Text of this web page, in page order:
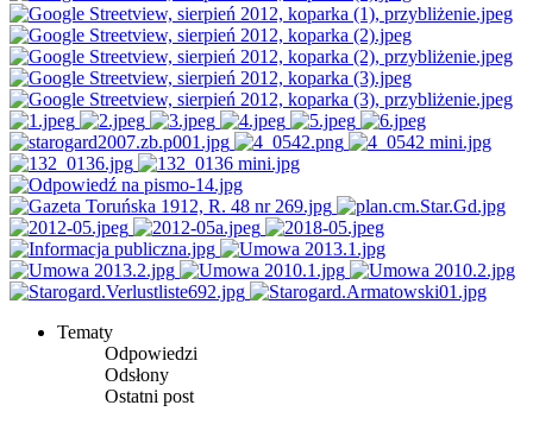
Tematy
Odpowiedzi
Odsłony
Ostatni post